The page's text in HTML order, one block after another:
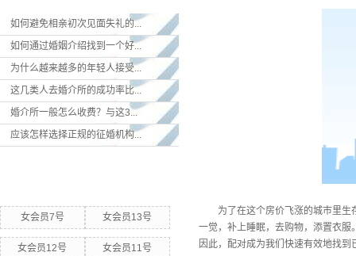
如何避免相亲初次见面失礼的...
如何通过婚姻介绍找到一个好...
为什么越来越多的年轻人接受...
这几类人去婚介所的成功率比...
婚介所一般怎么收费？与这3...
应该怎样选择正规的征婚机构...
女会员7号 女会员13号
女会员12号 女会员11号
为了在这个房价飞涨的城市里
一觉，补上睡眠，去购物，添置衣
因此，配对成为我们快速有效地找到